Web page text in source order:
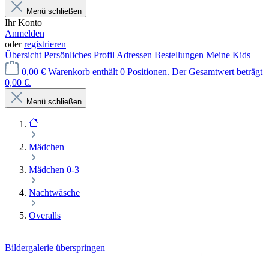
Menü schließen
Ihr Konto
Anmelden
oderregistrieren
Übersicht Persönliches Profil Adressen Bestellungen Meine Kids
0,00 € Warenkorb enthält 0 Positionen. Der Gesamtwert beträgt
0,00 €.
Menü schließen
Mädchen
Mädchen 0-3
Nachtwäsche
Overalls
Bildergalerie überspringen